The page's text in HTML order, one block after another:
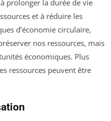
prolonger la durée de vie
et à réduire les
d’économie circulaire,
nos ressources, mais
économiques. Plus
ressources peuvent être